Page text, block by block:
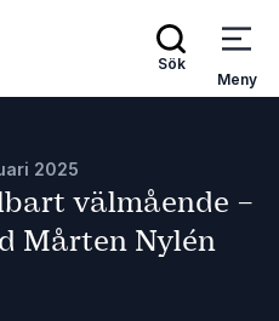
Sök
Meny
2025
välmående –
Mårten Nylén